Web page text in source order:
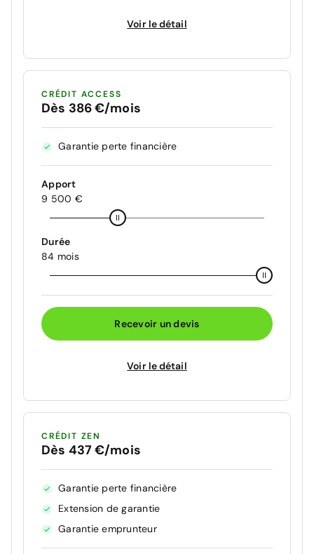
Voir le détail
CRÉDIT ACCESS
Dès 386 €/mois
Garantie perte financière
Apport
9 500 €
Durée
84 mois
Recevoir un devis
Voir le détail
CRÉDIT ZEN
Dès 437 €/mois
Garantie perte financière
Extension de garantie
Garantie emprunteur